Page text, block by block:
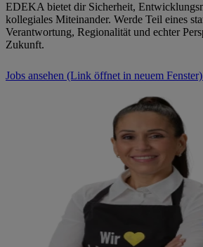
EDEKA bietet dir Sicherheit,
kollegiales Miteinander. Werde Teil eines
Verantwortung, Regionalität und echter
Zukunft.
Jobs ansehen (Link öffnet in neuem Fenster)